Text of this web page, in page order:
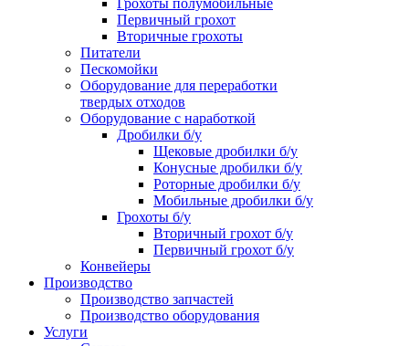
Грохоты полумобильные
Первичный грохот
Вторичные грохоты
Питатели
Пескомойки
Оборудование для переработки
твердых отходов
Оборудование с наработкой
Дробилки б/у
Щековые дробилки б/у
Конусные дробилки б/у
Роторные дробилки б/у
Мобильные дробилки б/у
Грохоты б/у
Вторичный грохот б/у
Первичный грохот б/у
Конвейеры
Производство
Производство запчастей
Производство оборудования
Услуги